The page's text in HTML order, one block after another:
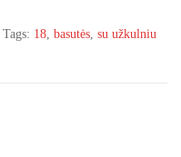
Tags: 18, basutės, su užkulniu